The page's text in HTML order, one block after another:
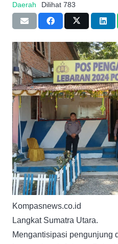
Daerah Dilihat 783
Kompasnews.co.id
Langkat Sumatra Utara.
Mengantisipasi pengunjung